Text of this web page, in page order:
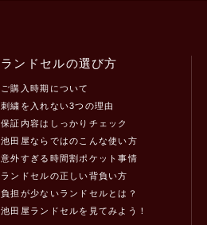
ランドセルの選び方
ご購入時期について
刺繍を入れない3つの理由
保証内容はしっかりチェック
池田屋ならではのこんな使い方
意外すぎる時間割ポケット事情
ランドセルの正しい背負い方
負担が少ないランドセルとは？
池田屋ランドセルを見てみよう！